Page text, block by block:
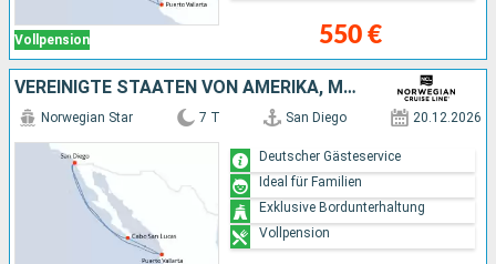
Vollpension 550 €
VEREINIGTE STAATEN VON AMERIKA, MEXIKO
Norwegian Star 7 T San Diego 20.12.2026
Deutscher Gästeservice
Ideal für Familien
Exklusive Bordunterhaltung
Vollpension